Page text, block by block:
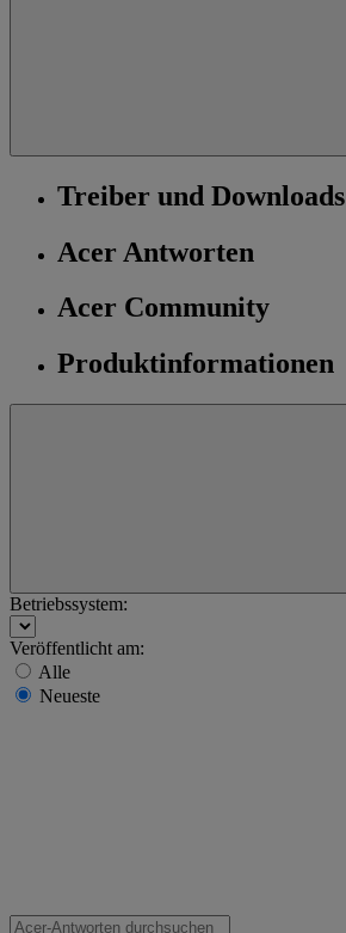
Treiber und Downloads
Acer Antworten
Acer Community
Produktinformationen
Betriebssystem:
Veröffentlicht am:
Alle
Neueste